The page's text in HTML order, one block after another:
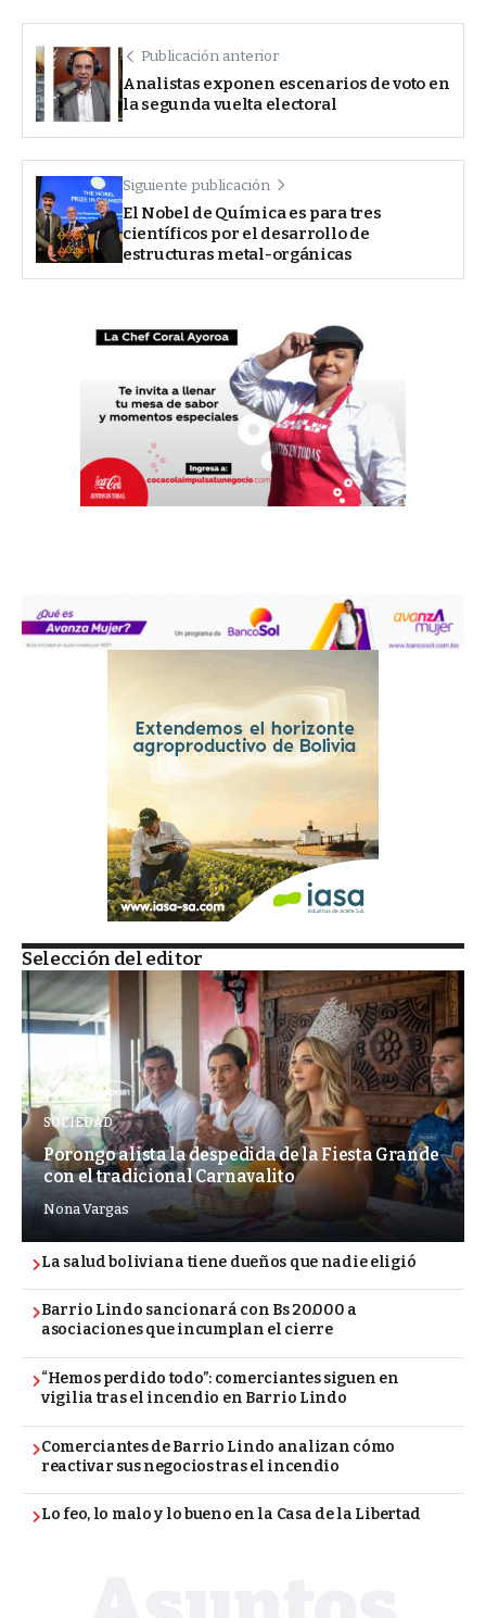
Publicación anterior
Analistas exponen escenarios de voto en
la segunda vuelta electoral
Siguiente publicación
El Nobel de Química es para tres
científicos por el desarrollo de
estructuras metal-orgánicas
Selección del editor
SOCIEDAD
Porongo alista la despedida de la Fiesta Grande
con el tradicional Carnavalito
Nona Vargas
La salud boliviana tiene dueños que nadie eligió
Barrio Lindo sancionará con Bs 20.000 a
asociaciones que incumplan el cierre
“Hemos perdido todo”: comerciantes siguen en
vigilia tras el incendio en Barrio Lindo
Comerciantes de Barrio Lindo analizan cómo
reactivar sus negocios tras el incendio
Lo feo, lo malo y lo bueno en la Casa de la Libertad